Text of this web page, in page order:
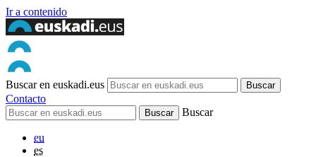
Ir a contenido
Buscar en euskadi.eus
Contacto
Buscar
eu
es